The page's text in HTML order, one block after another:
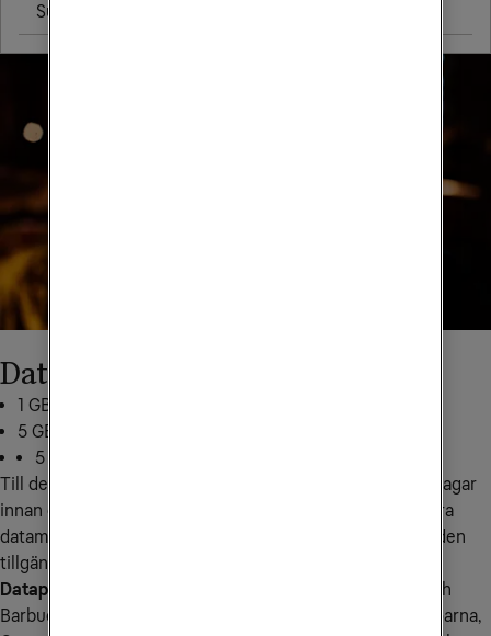
Surfa utan surfpaket
Datapaket till Nordamerika
1 GB för 199 kr: skicka
5 GB för 349 kr: skicka
5 GB för 499 kr: skicka
Till det här landet kan du köpa till mobildata tidigast 30 dagar
innan du vill använda den. När du börjar använda den extra
datamängden i den region du befinner dig i är datamängden
tillgänglig i 14 dagar.
Datapaketet gäller i följande länder:
Anguilla, Antigua och
Barbuda, Bahamas, Barbados, Bermuda, Brittiska Jungfruöarna,